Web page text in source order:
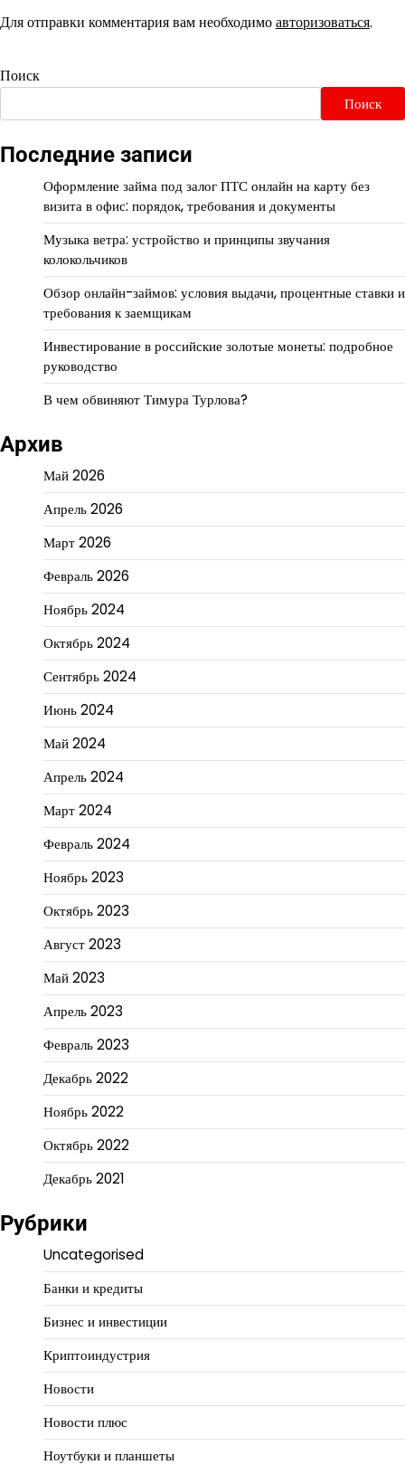
Для отправки комментария вам необходимоавторизоваться.
Поиск
Поиск
Последние записи
Оформление займа под залог ПТС онлайн на карту без
визита в офис: порядок, требования и документы
Музыка ветра: устройство и принципы звучания
колокольчиков
Обзор онлайн-займов: условия выдачи, процентные ставки и
требования к заемщикам
Инвестирование в российские золотые монеты: подробное
руководство
В чем обвиняют Тимура Турлова?
Архив
Май 2026
Апрель 2026
Март 2026
Февраль 2026
Ноябрь 2024
Октябрь 2024
Сентябрь 2024
Июнь 2024
Май 2024
Апрель 2024
Март 2024
Февраль 2024
Ноябрь 2023
Октябрь 2023
Август 2023
Май 2023
Апрель 2023
Февраль 2023
Декабрь 2022
Ноябрь 2022
Октябрь 2022
Декабрь 2021
Рубрики
Uncategorised
Банки и кредиты
Бизнес и инвестиции
Криптоиндустрия
Новости
Новости плюс
Ноутбуки и планшеты